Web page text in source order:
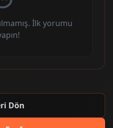
İlk yorumu
Dön